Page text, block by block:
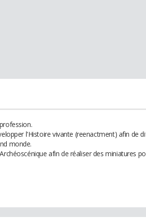
l'Histoire vivante (reenactment) afin de
monde.
afin de réaliser des miniatures